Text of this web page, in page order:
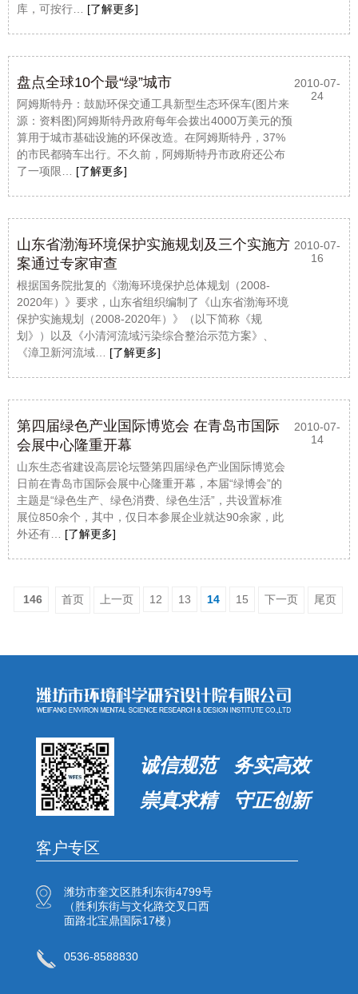
库，可按行… [了解更多]
2010-07-
24
盘点全球10个最“绿”城市
阿姆斯特丹：鼓励环保交通工具新型生态环保车(图片来
源：资料图)阿姆斯特丹政府每年会拨出4000万美元的预
算用于城市基础设施的环保改造。在阿姆斯特丹，37%
的市民都骑车出行。不久前，阿姆斯特丹市政府还公布
了一项限… [了解更多]
2010-07-
16
山东省渤海环境保护实施规划及三个实施方
案通过专家审查
根据国务院批复的《渤海环境保护总体规划（2008-
2020年）》要求，山东省组织编制了《山东省渤海环境
保护实施规划（2008-2020年）》（以下简称《规
划》）以及《小清河流域污染综合整治示范方案》、
《漳卫新河流域… [了解更多]
2010-07-
14
第四届绿色产业国际博览会 在青岛市国际
会展中心隆重开幕
山东生态省建设高层论坛暨第四届绿色产业国际博览会
日前在青岛市国际会展中心隆重开幕，本届“绿博会”的
主题是“绿色生产、绿色消费、绿色生活”，共设置标准
展位850余个，其中，仅日本参展企业就达90余家，此
外还有… [了解更多]
146 首页 上一页 12 13 14 15 下一页 尾页
诚信规范 务实高效
崇真求精 守正创新
客户专区
潍坊市奎文区胜利东街4799号
（胜利东街与文化路交叉口西
面路北宝鼎国际17楼）
0536-8588830